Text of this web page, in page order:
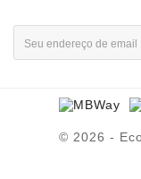
© 2026 -